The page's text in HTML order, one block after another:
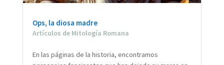
Ops, la diosa madre
Artículos de Mitología Romana
En las páginas de la historia, encontramos